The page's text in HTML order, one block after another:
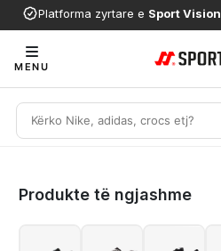
Platforma zyrtare e Sport Vision
MENU
Produkte të ngjashme